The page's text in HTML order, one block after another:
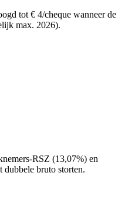
tot € 4/cheque wanneer de
max. 2026).
RSZ (13,07%) en
dubbele bruto storten.